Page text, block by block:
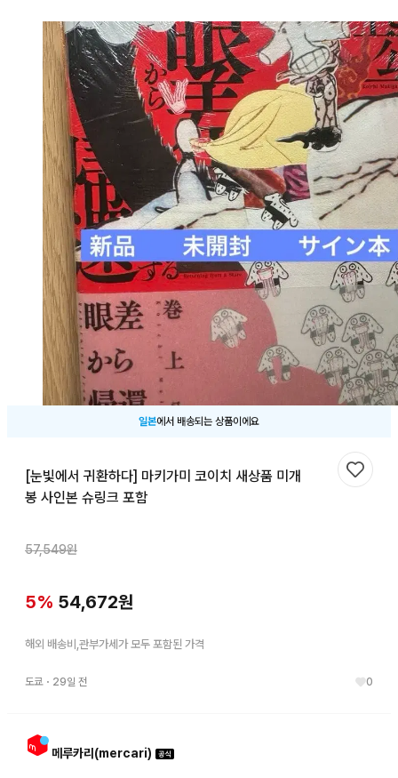
일본에서 배송되는 상품이에요
[눈빛에서 귀환하다] 마키가미 코이치 새상품 미개
봉 사인본 슈링크 포함
57,549원
5% 54,672원
해외 배송비,관부가세가 모두 포함된 가격
도쿄・ 29일 전 0
메루카리(mercari)
찜하기